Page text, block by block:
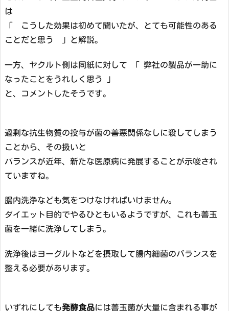
は
「 こうした効果は初めて聞いたが、とても可能性のある
ことだと思う 」と解説。
一方、ヤクルト側は同紙に対して 「 弊社の製品が一助に
なったことをうれしく思う 」
と、コメントしたそうです。
過剰な抗生物質の投与が菌の善悪関係なしに殺してしまう
ことから、その扱いと
バランスが近年、新たな医原病に発展することが示唆され
ていますね。
腸内洗浄なども気をつけなければいけません。
ダイエット目的でやるひともいるようですが、これも善玉
菌を一緒に洗浄してしまう。
洗浄後はヨーグルトなどを摂取して腸内細菌のバランスを
整える必要があります。
いずれにしても発酵食品には善玉菌が大量に含まれる事が